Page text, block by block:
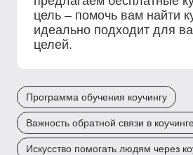
цель – помочь вам найти
идеально подходит для
целей.
Программа обучения коучингу
Важность обратной связи в
Искусство помогать людям через